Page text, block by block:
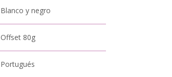
Blanco y negro
Offset 80g
Portugués